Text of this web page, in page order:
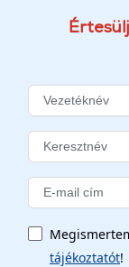
tájékoztatót!